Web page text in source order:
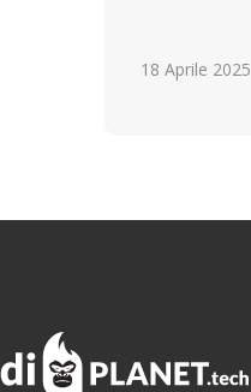
18 Aprile 2025